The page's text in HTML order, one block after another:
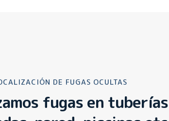
DE FUGAS OCULTAS
fugas en tuberías